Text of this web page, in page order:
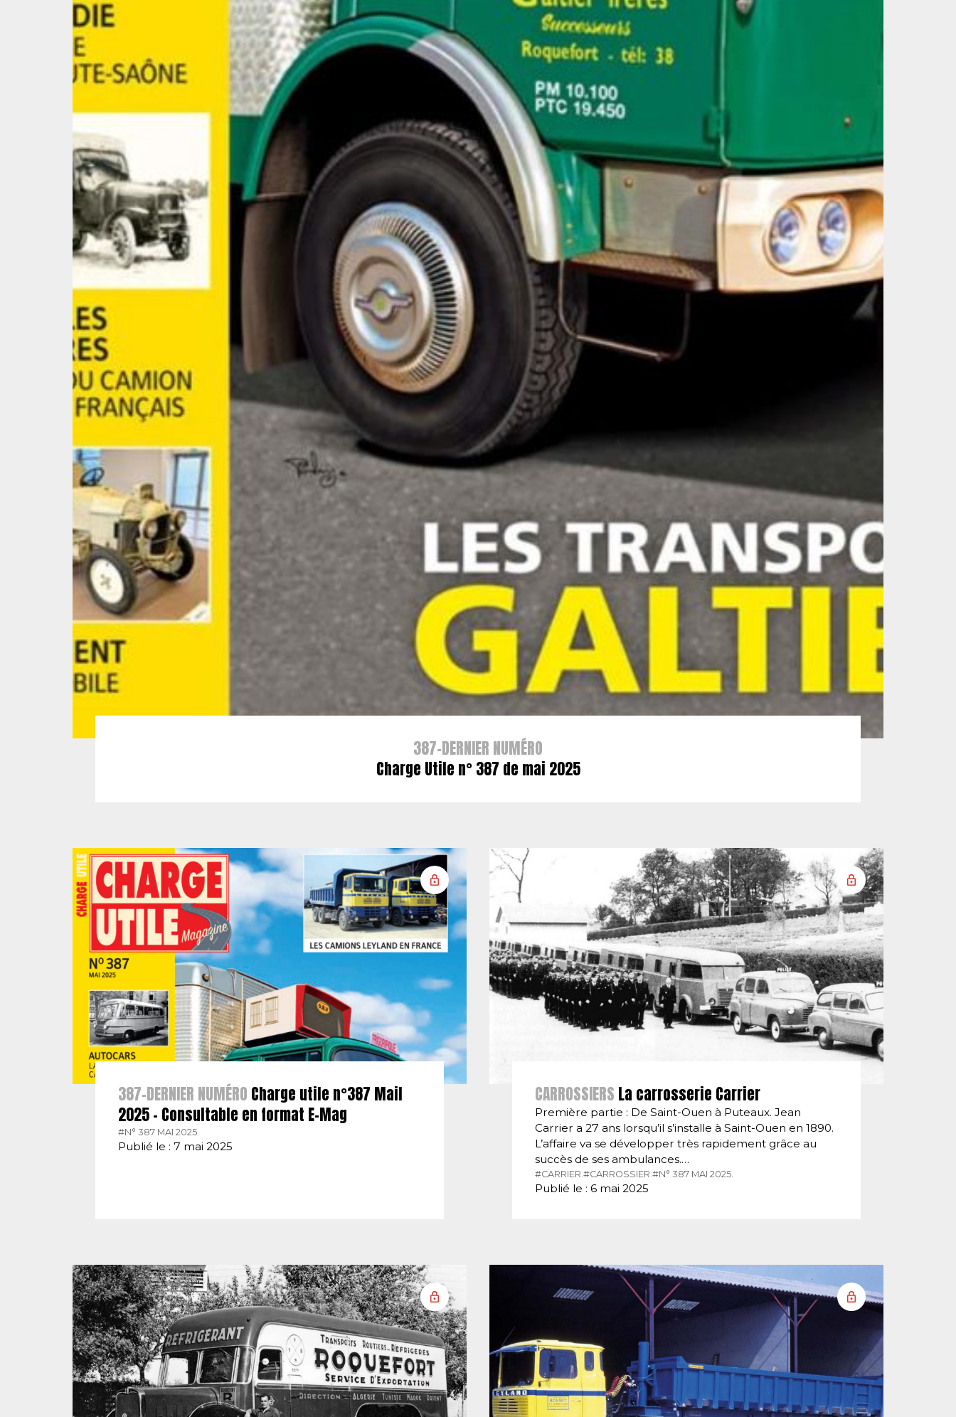
387-DERNIER NUMÉRO
Charge Utile n° 387 de mai 2025
387-DERNIER NUMÉRO Charge utile n°387 Mail
2025 – Consultable en format E-Mag
#N° 387 MAI 2025.
Publié le : 7 mai 2025
CARROSSIERS La carrosserie Carrier
Première partie : De Saint-Ouen à Puteaux. Jean
Carrier a 27 ans lorsqu’il s’installe à Saint-Ouen en 1890.
L’affaire va se développer très rapidement grâce au
succès de ses ambulances.…
#CARRIER.#CARROSSIER.#N° 387 MAI 2025.
Publié le : 6 mai 2025